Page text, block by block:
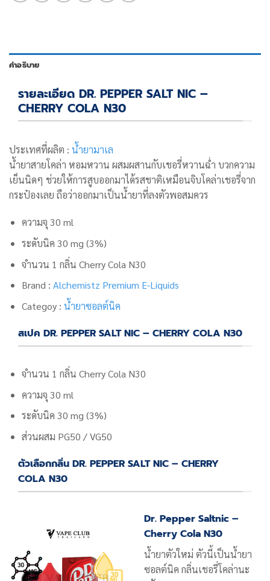
คำอธิบาย
รายละเอียด DR. PEPPER SALT NIC –
CHERRY COLA N30
ประเทศที่ผลิต : น้ำยามาเล
น้ำยาสายโคล่า หอมหวาน ผสมผสานกับเชอรี่หวานฉ่ำ บวกความ
เย็นนิดๆ ช่วยให้การสูบออกมาได้รสชาติเหมือนจิบโคล่าเชอรี่จาก
กระป๋องเลย ถือว่าออกมาเป็นน้ำยาที่ลงตัวพอสมควร
ความจุ 30 ml
ระดับนิค 30 mg (3%)
จำนวน 1 กลิ่น Cherry Cola N30
Brand : Alchemistz Premium E-Liquids
Categoy : น้ำยาซอลต์นิค
สเปค DR. PEPPER SALT NIC – CHERRY COLA N30
จำนวน 1 กลิ่น Cherry Cola N30
ความจุ 30 ml
ระดับนิค 30 mg (3%)
ส่วนผสม PG50 / VG50
ตัวเลือกกลิ่น DR. PEPPER SALT NIC – CHERRY
COLA N30
Dr. Pepper Saltnic –
Cherry Cola N30
น้ำยาตัวใหม่ ตัวนี้เป็นน้ำยา
ซอลต์นิค กลิ่นเชอรี่โคล่านะ